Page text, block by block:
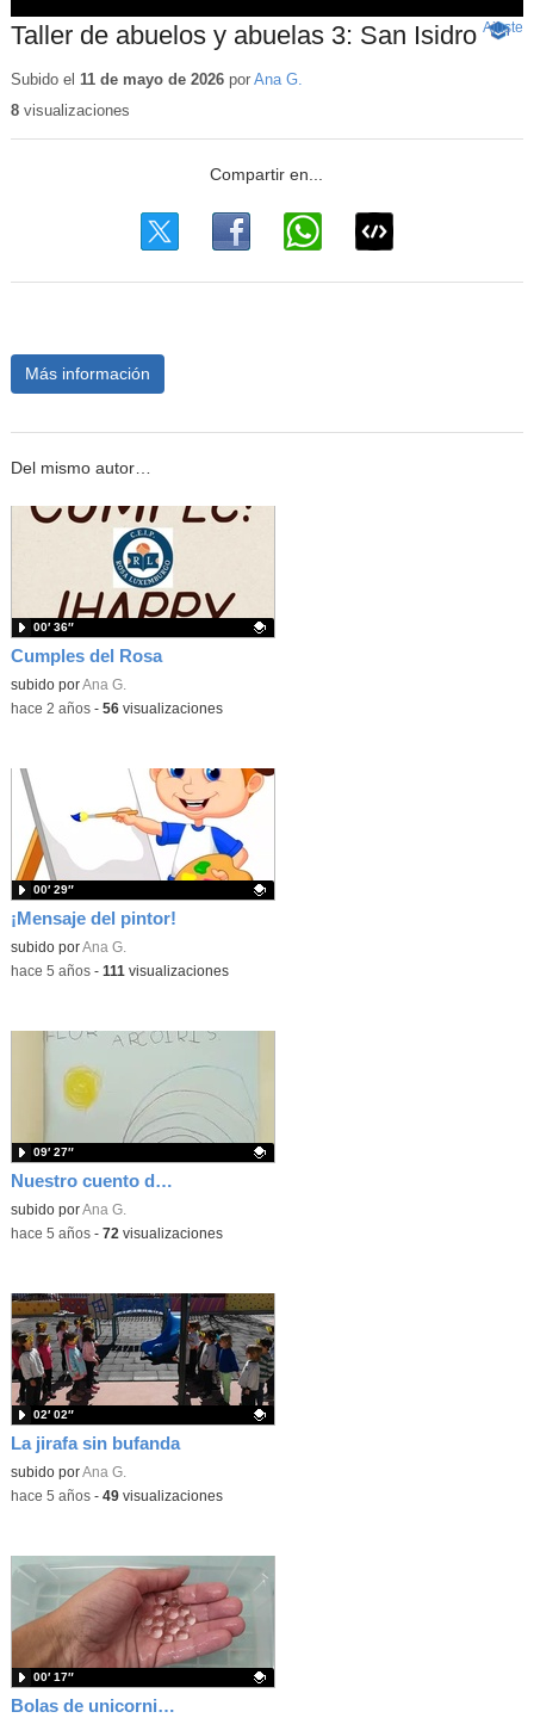
Taller de abuelos y abuelas 3: San Isidro -
Ajuste
Subido el 11 de mayo de 2026por Ana G.
8visualizaciones
Más información
Del mismo autor…
Cumples del Rosa
Contenido educativo.
subido porAna G.
00′ 36″
-hace 2 años- 56visualizaciones
¡Mensaje del pintor!
Contenido educativo.
subido porAna G.
00′ 29″
-hace 5 años- 111 visualizaciones
Nuestro cuento del día del libro (B)
Contenido educativo.
subido porAna G.
09′ 27″
-hace 5 años- 72 visualizaciones
La jirafa sin bufanda
Contenido educativo.
subido porAna G.
02′ 02″
-hace 5 años- 49visualizaciones
Bolas de unicornio 2
00′ 17″